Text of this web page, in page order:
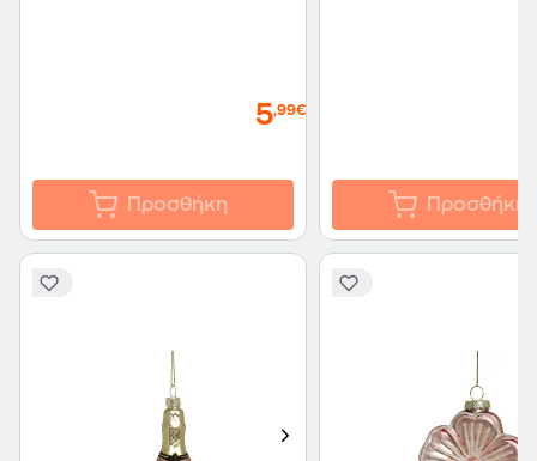
5,99€
Προσθήκη Προσθήκη